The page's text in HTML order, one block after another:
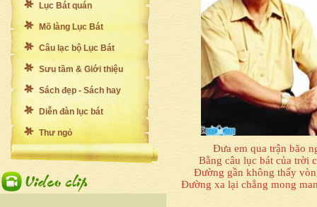
Lục Bát quán
Mõ làng Lục Bát
Câu lạc bộ Lục Bát
Sưu tầm & Giới thiệu
Sách đẹp - Sách hay
Diễn đàn lục bát
Thư ngỏ
Đưa em qua trận bão
Bằng câu lục bát của trời
Đường gần không thấy
Đường xa lại chẳng mong